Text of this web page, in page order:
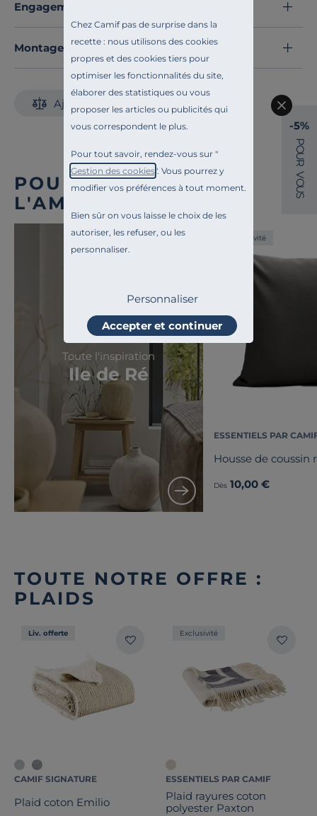
Chez Camif pas de surprise dans la
recette : nous utilisons des cookies
propres et des cookies tiers pour
optimiser les fonctionnalités du site,
élaborer des statistiques ou vous
proposer les articles ou publicités qui
vous correspondent le plus.
Pour tout savoir, rendez-vous sur "
Gestion des cookies". Vous pourrez y
modifier vos préférences à tout moment.
Bien sûr on vous laisse le choix de les
autoriser, les refuser, ou les
personnaliser.
Personnaliser
Accepter et continuer
Engagements et traçabilité
Montage et conseils d'entretien
Ajouter au comparateur
POUR COMPLÉTER
L'AMBIANCE
Toute l'inspiration
Ile de Ré
Exclusivité
ESSENTIELS PAR
Housse de coussin
Dès 10,00 €
TOUTE NOTRE OFFRE :
PLAIDS
Liv. offerte
CAMIF SIGNATURE
Plaid coton Emilio
Exclusivité
ESSENTIELS PAR CAMIF
Plaid rayures coton
polyester Paxton
-5%
P
O
U
R
V
O
U
S